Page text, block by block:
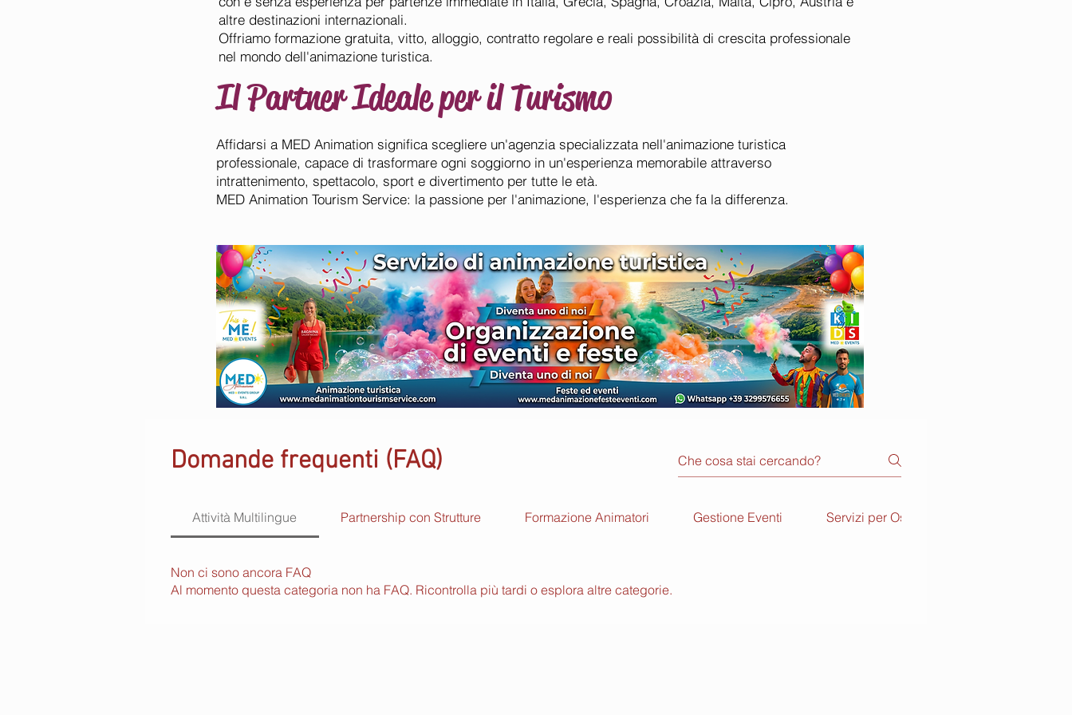
altre destinazioni internazionali.
Offriamo formazione gratuita, vitto, alloggio, contratto regolare e reali possibilità di crescita professionale
nel mondo dell'animazione turistica.
Il Partner Ideale per il Turismo
Affidarsi a MED Animation significa scegliere un'agenzia specializzata nell'animazione turistica
professionale, capace di trasformare ogni soggiorno in un'esperienza memorabile attraverso
intrattenimento, spettacolo, sport e divertimento per tutte le età.
MED Animation Tourism Service: la passione per l'animazione, l'esperienza che fa la differenza.
Domande frequenti (FAQ)
Attività Multilingue Partnership con Strutture Formazione Animatori Gestione Eventi Servizi per Ospiti
Non ci sono ancora FAQ
Al momento questa categoria non ha FAQ. Ricontrolla più tardi o esplora altre categorie.